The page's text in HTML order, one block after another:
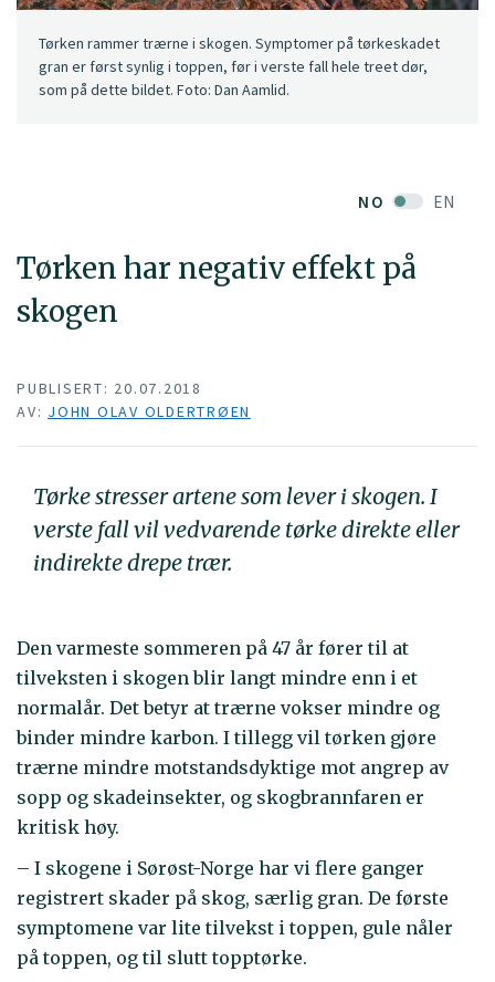
NO EN
Tørken har negativ effekt på
skogen
Tørken rammer trærne i skogen. Symptomer på tørkeskadet
gran er først synlig i toppen, før i verste fall hele treet dør,
som på dette bildet. Foto: Dan Aamlid.
PUBLISERT: 20.07.2018
AV: JOHN OLAV OLDERTRØEN
Tørke stresser artene som lever i skogen. I
verste fall vil vedvarende tørke direkte eller
indirekte drepe trær.
Den varmeste sommeren på 47 år fører til at
tilveksten i skogen blir langt mindre enn i et
normalår. Det betyr at trærne vokser mindre og
binder mindre karbon. I tillegg vil tørken gjøre
trærne mindre motstandsdyktige mot angrep av
sopp og skadeinsekter, og skogbrannfaren er
kritisk høy.
– I skogene i Sørøst-Norge har vi flere ganger
registrert skader på skog, særlig gran. De første
symptomene var lite tilvekst i toppen, gule nåler
på toppen, og til slutt topptørke.